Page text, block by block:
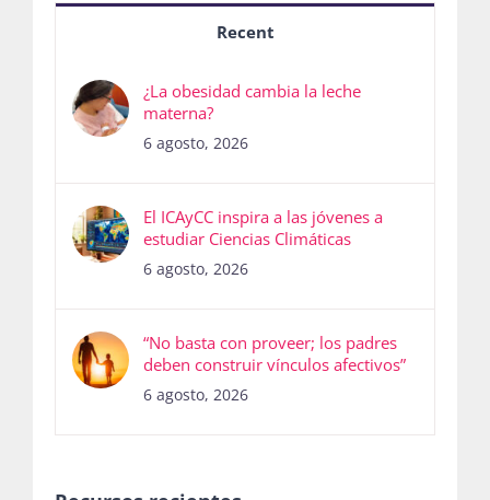
materna?
6 agosto, 2026
estudiar Ciencias Climáticas
6 agosto, 2026
deben construir vínculos afectivos”
6 agosto, 2026